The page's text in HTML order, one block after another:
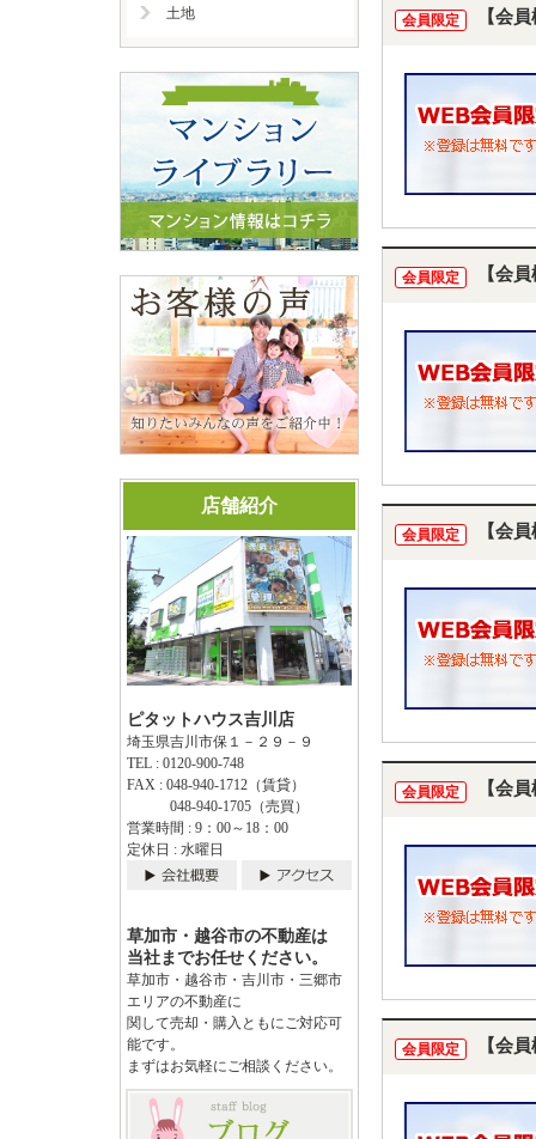
会員限定 【会
会員限定 【会
会員限定 【会
会員限定 【会
会員限定 【会
土地
店舗紹介
ピタットハウス吉川店
埼玉県吉川市保１－２９－９
TEL : 0120-900-748
FAX : 048-940-1712（賃貸）
048-940-1705（売買）
営業時間 : 9：00～18：00
定休日 : 水曜日
草加市・越谷市の不動産は
当社までお任せください。
草加市・越谷市・吉川市・三郷市
エリアの不動産に
関して売却・購入ともにご対応可
能です。
まずはお気軽にご相談ください。